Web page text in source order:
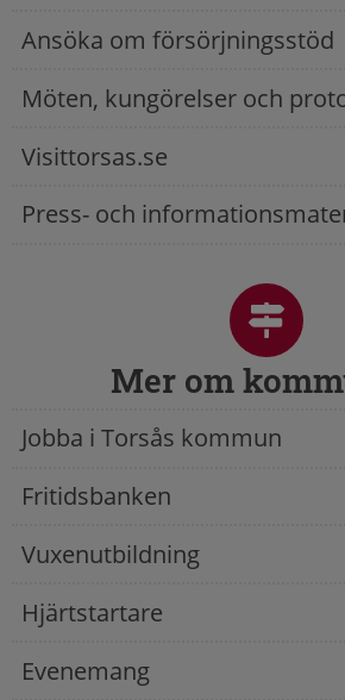
Ansöka om försörjningsstöd
Möten, kungörelser och
Visittorsas.se
Press- och
Mer om
Jobba i Torsås kommun
Fritidsbanken
Vuxenutbildning
Hjärtstartare
Evenemang